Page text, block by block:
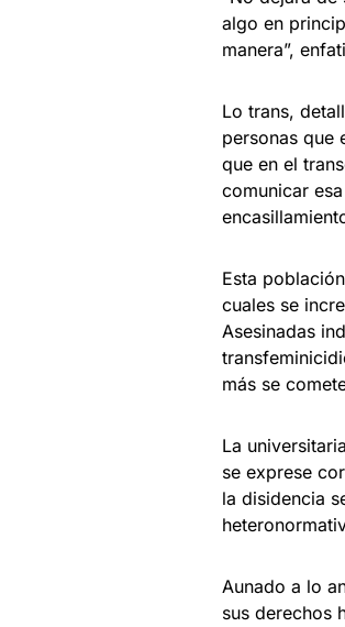
algo en
manera”,
Lo trans,
personas que
que en el
comunicar
Esta
cuales se
Asesinadas
más se
La
se exprese
la disidencia
Aunado a lo
sus derechos